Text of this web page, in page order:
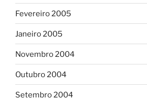
Fevereiro 2005
Janeiro 2005
Novembro 2004
Outubro 2004
Setembro 2004